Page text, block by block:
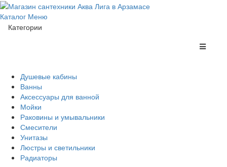
Каталог Меню
Категории
Душевые кабины
Ванны
Аксессуары для ванной
Мойки
Раковины и умывальники
Смесители
Унитазы
Люстры и светильники
Радиаторы